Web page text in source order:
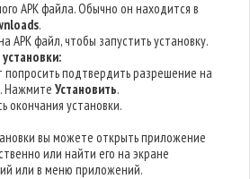
APK файла. Обычно он находится в
.
APK файл, чтобы запустить установку.
подтвердить разрешение на
НажмитеУстановить.
окончания установки.
вы можете открыть приложение
или найти его на экране
или в меню приложений.